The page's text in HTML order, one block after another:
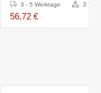
3 - 5 Werktage 3
56,72 €